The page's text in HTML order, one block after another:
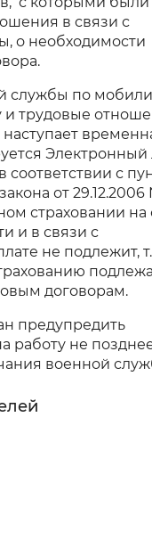
Выключены
настройки
в связи с
о необходимости
службы по
и трудовые
Электронный
соответствии с
от
страховании на
и в связи с
не подлежит,
договорам.
предупредить
работу не
военной